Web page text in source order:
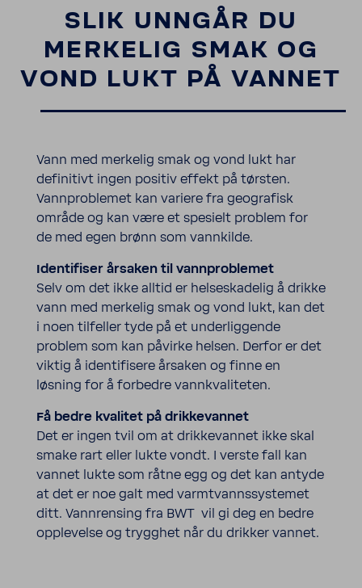
SLIK UNNGÅR DU
MERKELIG SMAK OG
VOND LUKT PÅ VANNET
Vann med merkelig smak og vond lukt har
definitivt ingen positiv effekt på tørsten.
Vannproblemet kan variere fra geografisk
område og kan være et spesielt problem for
de med egen brønn som vannkilde.
Identifiser årsaken til vannproblemet
Selv om det ikke alltid er helseskadelig å drikke
vann med merkelig smak og vond lukt, kan det
i noen tilfeller tyde på et underliggende
problem som kan påvirke helsen. Derfor er det
viktig å identifisere årsaken og finne en
løsning for å forbedre vannkvaliteten.
Få bedre kvalitet på drikkevannet
Det er ingen tvil om at drikkevannet ikke skal
smake rart eller lukte vondt. I verste fall kan
vannet lukte som råtne egg og det kan antyde
at det er noe galt med varmtvannssystemet
ditt. Vannrensing fra BWT vil gi deg en bedre
opplevelse og trygghet når du drikker vannet.